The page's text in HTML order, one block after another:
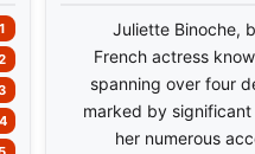
Juliette Binoche,
French actress
spanning over four
marked by
her numerous